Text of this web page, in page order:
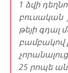
1 ձվի
բուսական
թեյի գդալ
բամբակով
25 րոպե